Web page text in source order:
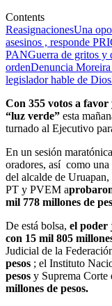
Contents
ReasignacionesUna
asesinos , responde PRI
PANGuerra de gritos y
ordenDenuncia
legislador hable de Dios
Con 355 votos a favor
“luz verde” esta
turnado al Ejecutivo
En un sesión
oradores, así como una
del alcalde de
PT y PVEM a
mil 778 millones de
De está bolsa, el poder
con 15 mil 805
Judicial de la
pesos ; el Instituto
pesos y Suprema Corte
millones de pesos.